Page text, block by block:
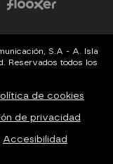
S.A - A. Isla
Reservados todos los
de cookies
de privacidad
Accesibilidad